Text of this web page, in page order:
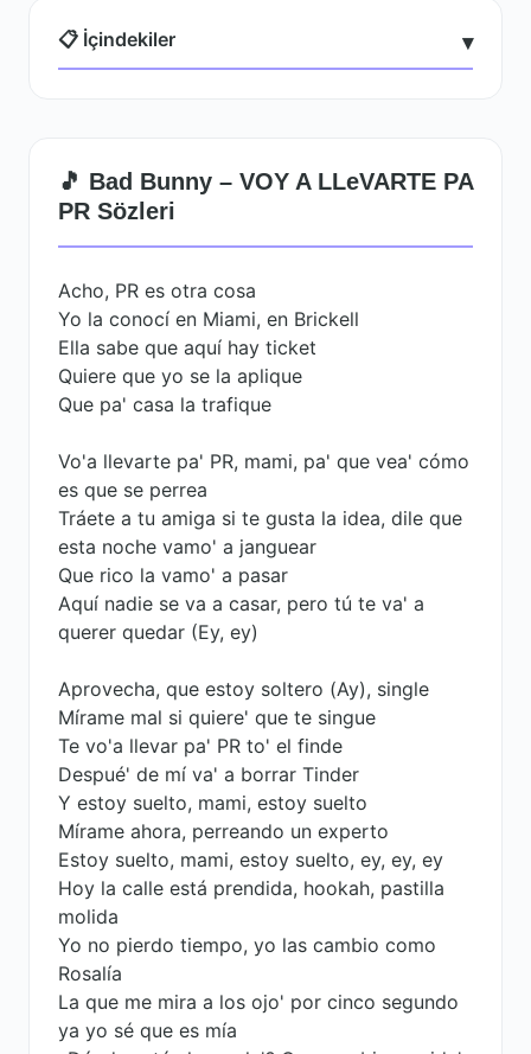
📋 İçindekiler ▾
🎵 Bad Bunny – VOY A LLeVARTE PA
PR Sözleri
Acho, PR es otra cosa
Yo la conocí en Miami, en Brickell
Ella sabe que aquí hay ticket
Quiere que yo se la aplique
Que pa' casa la trafique
Vo'a llevarte pa' PR, mami, pa' que vea' cómo
es que se perrea
Tráete a tu amiga si te gusta la idea, dile que
esta noche vamo' a janguear
Que rico la vamo' a pasar
Aquí nadie se va a casar, pero tú te va' a
querer quedar (Ey, ey)
Aprovecha, quе estoy soltero (Ay), single
Míramе mal si quiere' que te singue
Te vo'a llevar pa' PR to' el finde
Despué' de mí va' a borrar Tinder
Y estoy suelto, mami, estoy suelto
Mírame ahora, perreando un experto
Estoy suelto, mami, estoy suelto, ey, ey, ey
Hoy la calle está prendida, hookah, pastilla
molida
Yo no pierdo tiempo, yo las cambio como
Rosalía
La que me mira a los ojo' por cinco segundo
ya yo sé que es mía